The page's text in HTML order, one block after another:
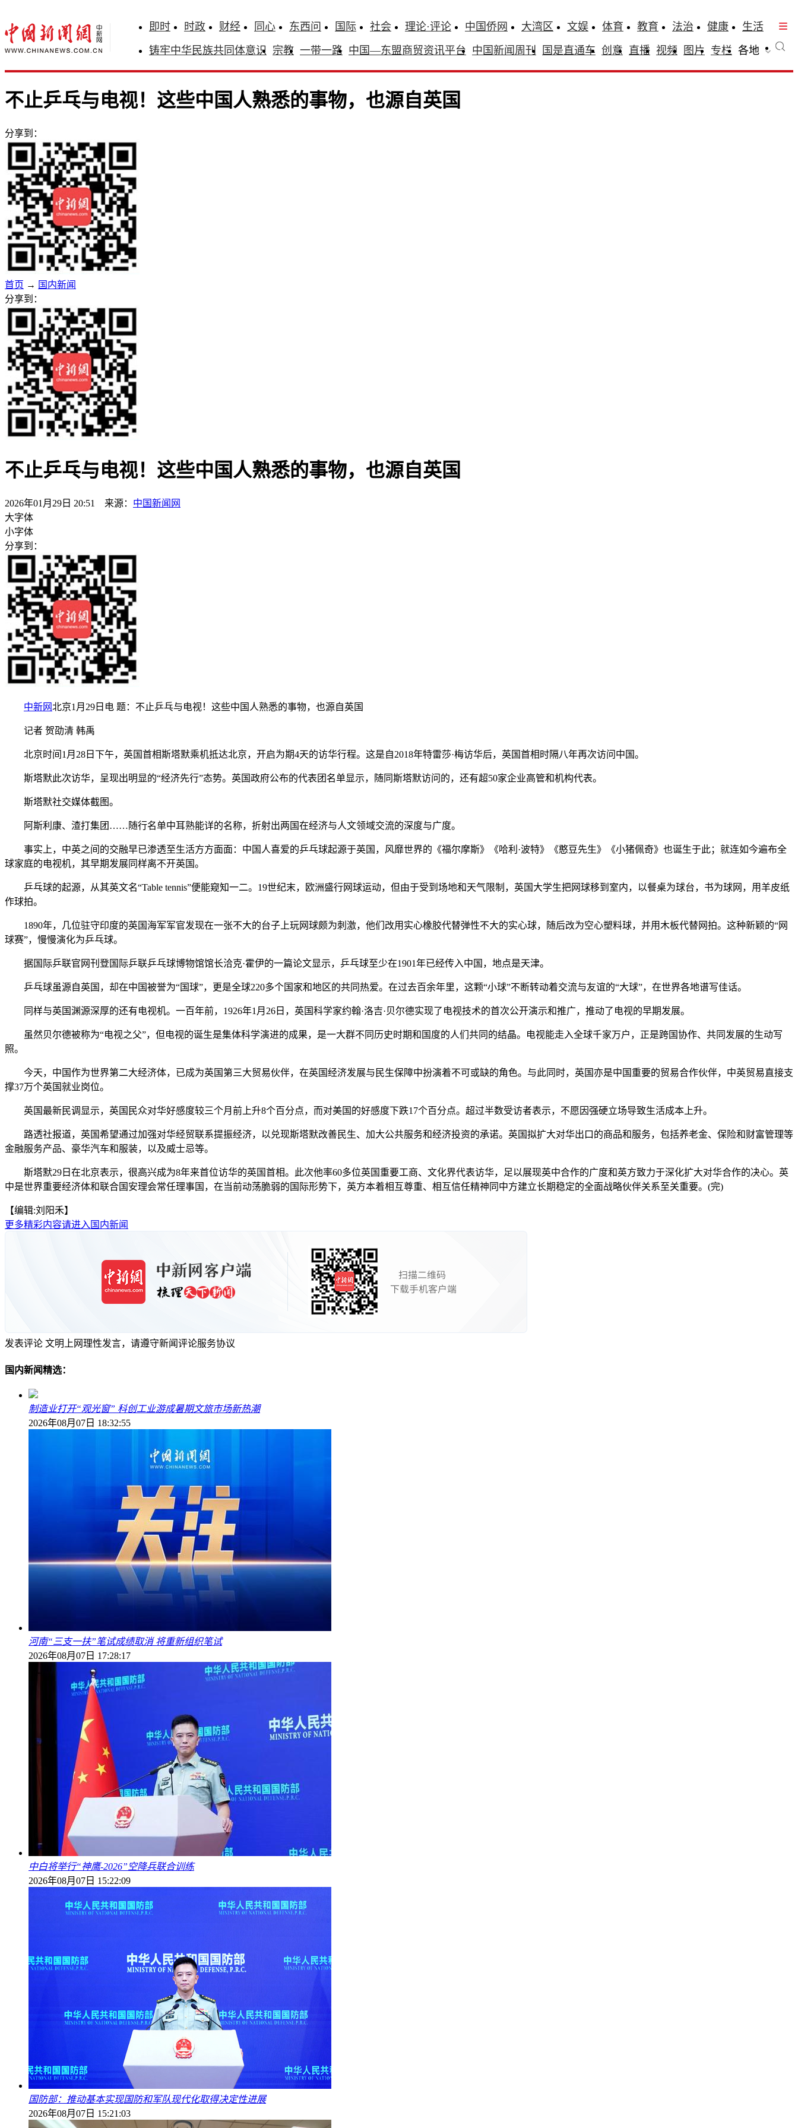
即时 时政 财经 同心 东西问 国际 社会 理论·评论 中国侨网 大湾区 文娱 体育 教育 法治 健康
生活
铸牢中华民族共同体意识 宗教 一带一路 中国—东盟商贸资讯平台 中国新闻周刊 国是直通车 创意 直播 视频 图片 专栏 各地
不止乒乓与电视！这些中国人熟悉的事物，也源自英国
分享到：
首页 → 国内新闻
分享到：
不止乒乓与电视！这些中国人熟悉的事物，也源自英国
2026年01月29日 20:51 来源： 中国新闻网
大字体
小字体
分享到：
中新网北京1月29日电 题：不止乒乓与电视！这些中国人熟悉的事物，也源自英国
记者 贺劭清 韩禹
北京时间1月28日下午，英国首相斯塔默乘机抵达北京，开启为期4天的访华行程。这是自2018年特雷莎·梅访华后，英国首相时隔八年再次访问中国。
斯塔默此次访华，呈现出明显的“经济先行”态势。英国政府公布的代表团名单显示，随同斯塔默访问的，还有超50家企业高管和机构代表。
斯塔默社交媒体截图。
阿斯利康、渣打集团……随行名单中耳熟能详的名称，折射出两国在经济与人文领域交流的深度与广度。
事实上，中英之间的交融早已渗透至生活方方面面：中国人喜爱的乒乓球起源于英国，风靡世界的《福尔摩斯》《哈利·波特》《憨豆先生》《小猪佩奇》也诞生于此；就连如今遍布全
球家庭的电视机，其早期发展同样离不开英国。
乒乓球的起源，从其英文名“Table tennis”便能窥知一二。19世纪末，欧洲盛行网球运动，但由于受到场地和天气限制，英国大学生把网球移到室内，以餐桌为球台，书为球网，用羊皮纸
作球拍。
1890年，几位驻守印度的英国海军军官发现在一张不大的台子上玩网球颇为刺激，他们改用实心橡胶代替弹性不大的实心球，随后改为空心塑料球，并用木板代替网拍。这种新颖的“网
球赛”，慢慢演化为乒乓球。
据国际乒联官网刊登国际乒联乒乓球博物馆馆长洽克·霍伊的一篇论文显示，乒乓球至少在1901年已经传入中国，地点是天津。
乒乓球虽源自英国，却在中国被誉为“国球”，更是全球220多个国家和地区的共同热爱。在过去百余年里，这颗“小球”不断转动着交流与友谊的“大球”，在世界各地谱写佳话。
同样与英国渊源深厚的还有电视机。一百年前，1926年1月26日，英国科学家约翰·洛吉·贝尔德实现了电视技术的首次公开演示和推广，推动了电视的早期发展。
虽然贝尔德被称为“电视之父”，但电视的诞生是集体科学演进的成果，是一大群不同历史时期和国度的人们共同的结晶。电视能走入全球千家万户，正是跨国协作、共同发展的生动写
照。
今天，中国作为世界第二大经济体，已成为英国第三大贸易伙伴，在英国经济发展与民生保障中扮演着不可或缺的角色。与此同时，英国亦是中国重要的贸易合作伙伴，中英贸易直接支
撑37万个英国就业岗位。
英国最新民调显示，英国民众对华好感度较三个月前上升8个百分点，而对美国的好感度下跌17个百分点。超过半数受访者表示，不愿因强硬立场导致生活成本上升。
路透社报道，英国希望通过加强对华经贸联系提振经济，以兑现斯塔默改善民生、加大公共服务和经济投资的承诺。英国拟扩大对华出口的商品和服务，包括养老金、保险和财富管理等
金融服务产品、豪华汽车和服装，以及威士忌等。
斯塔默29日在北京表示，很高兴成为8年来首位访华的英国首相。此次他率60多位英国重要工商、文化界代表访华，足以展现英中合作的广度和英方致力于深化扩大对华合作的决心。英
中是世界重要经济体和联合国安理会常任理事国，在当前动荡脆弱的国际形势下，英方本着相互尊重、相互信任精神同中方建立长期稳定的全面战略伙伴关系至关重要。(完)
【编辑:刘阳禾】
更多精彩内容请进入国内新闻
发表评论 文明上网理性发言，请遵守新闻评论服务协议
国内新闻精选：
制造业打开“观光窗” 科创工业游成暑期文旅市场新热潮
2026年08月07日 18:32:55
河南“三支一扶”笔试成绩取消 将重新组织笔试
2026年08月07日 17:28:17
中白将举行“神鹰-2026”空降兵联合训练
2026年08月07日 15:22:09
国防部：推动基本实现国防和军队现代化取得决定性进展
2026年08月07日 15:21:03